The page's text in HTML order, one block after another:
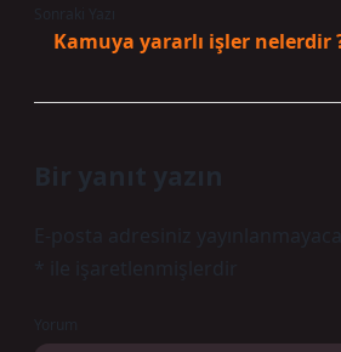
Kamuya yararlı işler nelerdir
Bir yanıt yazın
E-posta adresiniz
ile işaretlenmişlerdir